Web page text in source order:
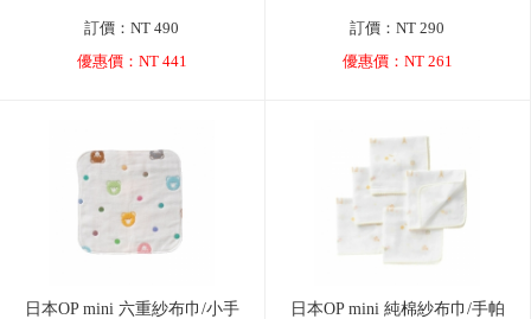
訂價：NT 490
優惠價：NT 441
訂價：NT 290
優惠價：NT 261
日本OP mini 六重紗布巾/小手
日本OP mini 純棉紗布巾/手帕